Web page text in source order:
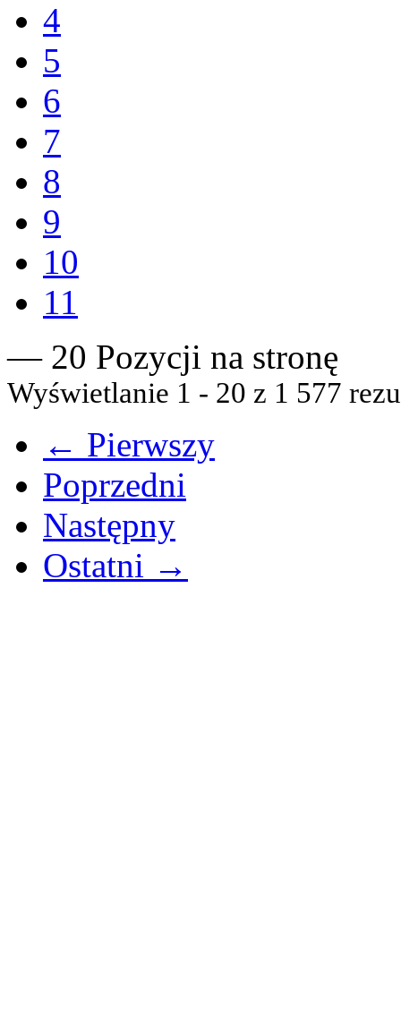
4
5
6
7
8
9
10
11
— 20 Pozycji na stronę
Wyświetlanie 1 - 20 z 1 577
← Pierwszy
Poprzedni
Następny
Ostatni →